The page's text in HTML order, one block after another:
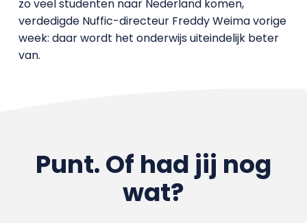
zo veel studenten naar Nederland komen,
verdedigde Nuffic-directeur Freddy Weima vorige
week: daar wordt het onderwijs uiteindelijk beter
van.
Punt. Of had jij nog
wat?